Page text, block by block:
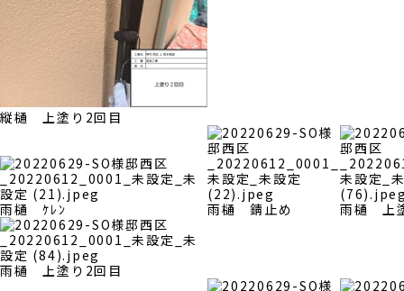
縦樋 上塗り2回目
雨樋 ｹﾚﾝ 雨樋 錆止め 雨樋 上
雨樋 上塗り2回目